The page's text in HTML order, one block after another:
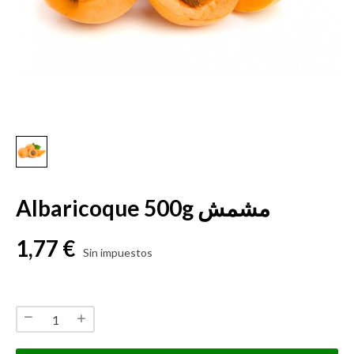
Albaricoque 500g مشمش
1,77 € Sin impuestos